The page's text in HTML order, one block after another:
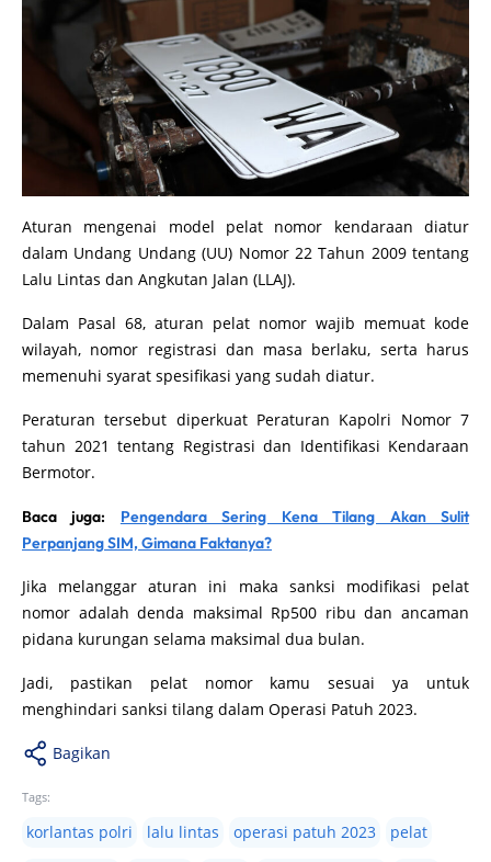
Aturan mengenai model pelat nomor kendaraan diatur
dalam Undang Undang (UU) Nomor 22 Tahun 2009 tentang
Lalu Lintas dan Angkutan Jalan (LLAJ).
Dalam Pasal 68, aturan pelat nomor wajib memuat kode
wilayah, nomor registrasi dan masa berlaku, serta harus
memenuhi syarat spesifikasi yang sudah diatur.
Peraturan tersebut diperkuat Peraturan Kapolri Nomor 7
tahun 2021 tentang Registrasi dan Identifikasi Kendaraan
Bermotor.
Baca juga: Pengendara Sering Kena Tilang Akan Sulit
Perpanjang SIM, Gimana Faktanya?
Jika melanggar aturan ini maka sanksi modifikasi pelat
nomor adalah denda maksimal Rp500 ribu dan ancaman
pidana kurungan selama maksimal dua bulan.
Jadi, pastikan pelat nomor kamu sesuai ya untuk
menghindari sanksi tilang dalam Operasi Patuh 2023.
Bagikan
Tags:
korlantas polri lalu lintas operasi patuh 2023
pelat